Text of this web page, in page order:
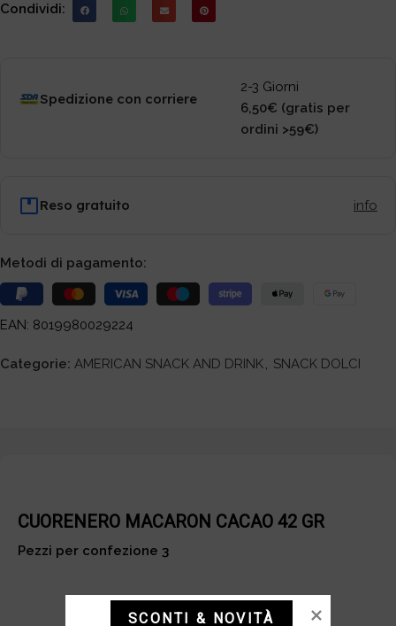
Condividi:
Spedizione con corriere
2-3 Giorni
6,50€ (gratis per
ordini >59€)
Reso gratuito info
Metodi di pagamento:
EAN: 8019980029224
Categorie: AMERICAN SNACK AND DRINK, SNACK DOLCI
CUORENERO MACARON CACAO 42 GR
Pezzi per confezione 3
SCONTI & NOVITÀ